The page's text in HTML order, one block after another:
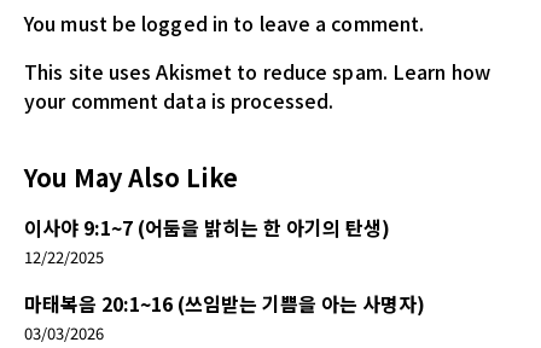
You must be logged in to leave a comment.
This site uses Akismet to reduce spam. Learn how
your comment data is processed.
You May Also Like
이사야 9:1~7 (어둠을 밝히는 한 아기의 탄생)
12/22/2025
마태복음 20:1~16 (쓰임받는 기쁨을 아는 사명자)
03/03/2026